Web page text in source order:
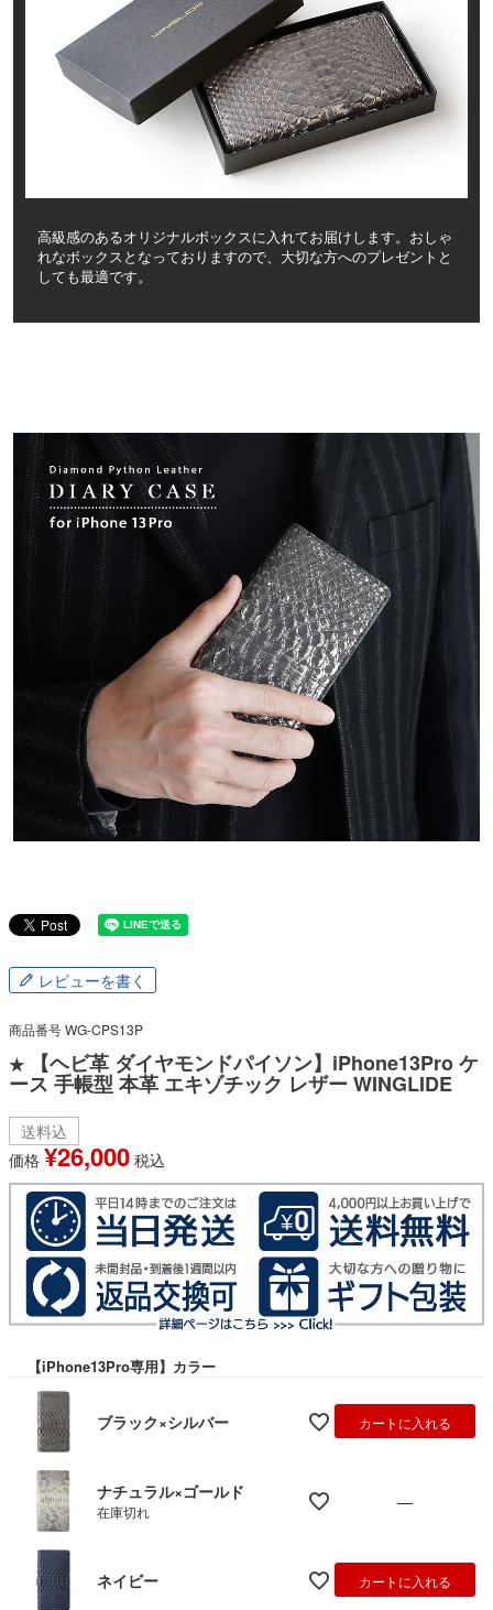
高級感のあるオリジナルボックスに入れてお届けします。おしゃ
れなボックスとなっておりますので、大切な方へのプレゼントと
しても最適です。
レビューを書く
商品番号WG-CPS13P
★ 【ヘビ革 ダイヤモンドパイソン】iPhone13Pro ケ
ース 手帳型 本革 エキゾチック レザー WINGLIDE
送料込
価格 ¥26,000 税込
【iPhone13Pro専用】カラー
ブラック×シルバー カートに入れる
ナチュラル×ゴールド
在庫切れ —
ネイビー カートに入れる